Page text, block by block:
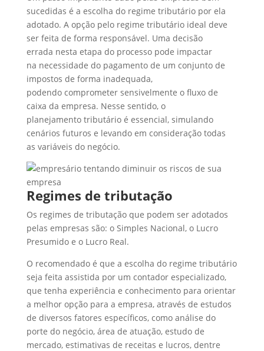
sucedidas é a escolha do regime tributário por ela
adotado. A opção pelo regime tributário ideal deve
ser feita de forma responsável. Uma decisão
errada nesta etapa do processo pode impactar
na necessidade do pagamento de um conjunto de
impostos de forma inadequada,
podendo comprometer sensivelmente o fluxo de
caixa da empresa. Nesse sentido, o
planejamento tributário é essencial, simulando
cenários futuros e levando em consideração todas
as variáveis do negócio.
Regimes de tributação
Os regimes de tributação que podem ser adotados
pelas empresas são: o Simples Nacional, o Lucro
Presumido e o Lucro Real.
O recomendado é que a escolha do regime tributário
seja feita assistida por um contador especializado,
que tenha experiência e conhecimento para orientar
a melhor opção para a empresa, através de estudos
de diversos fatores específicos, como análise do
porte do negócio, área de atuação, estudo de
mercado, estimativas de receitas e lucros, dentre